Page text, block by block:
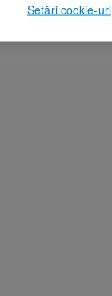
Setări cookie-uri